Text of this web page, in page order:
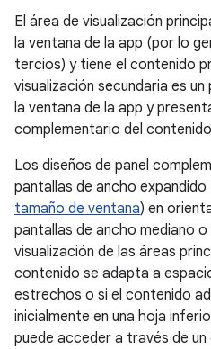
El área de visualización
la ventana de la app (por lo
tercios) y tiene el contenido
visualización secundaria es
la ventana de la app y
complementario del
Los diseños de panel
pantallas de ancho
tamaño de ventana) en
pantallas de ancho mediano
visualización de las áreas
contenido se adapta a
estrechos o si el contenido
inicialmente en una hoja
puede acceder a través de